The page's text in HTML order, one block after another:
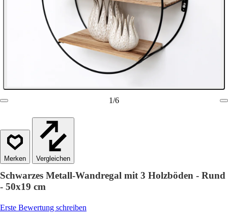
1/6
Vergleichen
Schwarzes Metall-Wandregal mit 3 Holzböden - Rund
- 50x19 cm
Erste Bewertung schreiben